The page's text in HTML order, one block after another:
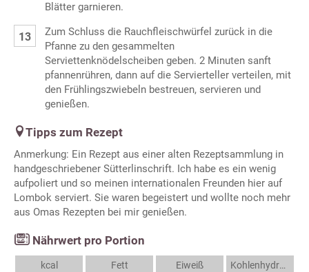
Blätter garnieren.
Zum Schluss die Rauchfleischwürfel zurück in die
Pfanne zu den gesammelten
Serviettenknödelscheiben geben. 2 Minuten sanft
pfannenrühren, dann auf die Servierteller verteilen, mit
den Frühlingszwiebeln bestreuen, servieren und
genießen.
Tipps zum Rezept
Anmerkung: Ein Rezept aus einer alten Rezeptsammlung in
handgeschriebener Sütterlinschrift. Ich habe es ein wenig
aufpoliert und so meinen internationalen Freunden hier auf
Lombok serviert. Sie waren begeistert und wollte noch mehr
aus Omas Rezepten bei mir genießen.
Nährwert pro Portion
kcal
Fett
Eiweiß
Kohlenhydrate